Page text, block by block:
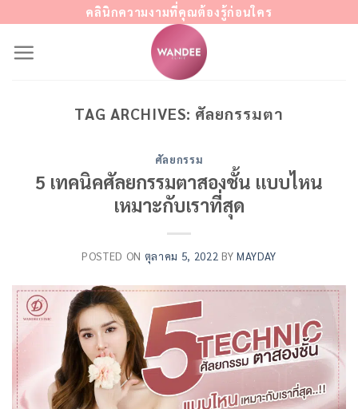
content
คลินิกความงามที่คุณต้องรู้ก่อนใคร
TAG ARCHIVES: ศัลยกรรมตา
ศัลยกรรม
5 เทคนิคศัลยกรรมตาสองชั้น แบบไหน
เหมาะกับเราที่สุด
POSTED ON ตุลาคม 5, 2022 BYMAYDAY